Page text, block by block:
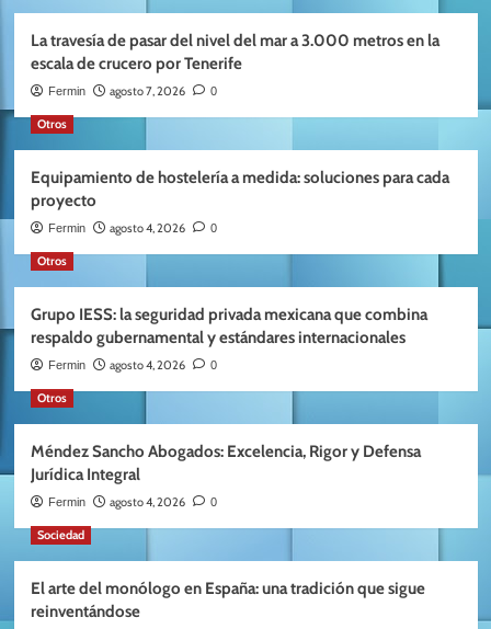
La travesía de pasar del nivel del mar a 3.000 metros en la
escala de crucero por Tenerife
Fermin agosto 7, 2026 0
Otros
Equipamiento de hostelería a medida: soluciones para cada
proyecto
Fermin agosto 4, 2026 0
Otros
Grupo IESS: la seguridad privada mexicana que combina
respaldo gubernamental y estándares internacionales
Fermin agosto 4, 2026 0
Otros
Méndez Sancho Abogados: Excelencia, Rigor y Defensa
Jurídica Integral
Fermin agosto 4, 2026 0
Sociedad
El arte del monólogo en España: una tradición que sigue
reinventándose